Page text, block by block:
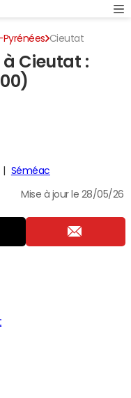
Pyrénées Cieutat
à Cieutat :
Séméac
Mise à jour le 28/05/26